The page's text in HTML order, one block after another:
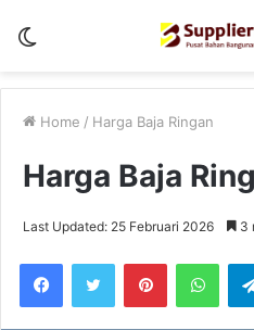
Home / Harga Baja Ringan
Harga Baja
Last Updated: 25 Februari 2026 3
Pinterest